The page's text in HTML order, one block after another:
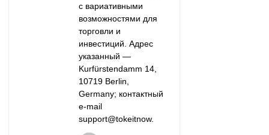
с вариативными
возможностями для
торговли и
инвестиций. Адрес
указанный —
Kurfürstendamm 14,
10719 Berlin,
Germany; контактный
e‑mail
support@tokeitnow.